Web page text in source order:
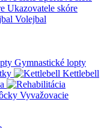
Ukazovatele skóre
Volejbal
Gymnastické lopty
Kettlebell
Vyvažovacie